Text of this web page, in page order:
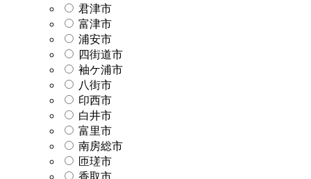
君津市
富津市
浦安市
四街道市
袖ケ浦市
八街市
印西市
白井市
富里市
南房総市
匝瑳市
香取市